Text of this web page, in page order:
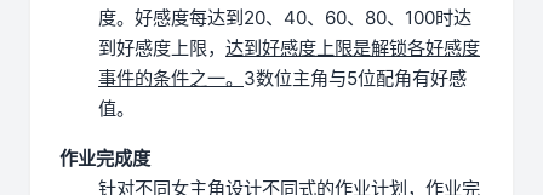
度。 好感度每达到20、40、60、80、100时达
到好感度上限， 达到好感度上限是解锁各好感度
事件的条件之一。 3数位主角与5位配角有好感
值。
作业完成度
针对不同女主角设计不同式的作业计划， 作业完